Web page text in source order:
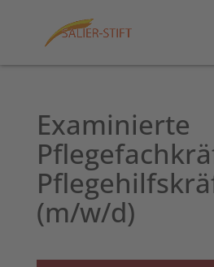
Examinierte
(m/w/d)